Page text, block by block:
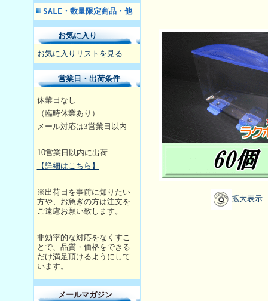
SALE・数量限定商品・他
お気に入り
お気に入りリストを見る
営業日・出荷条件
休業日なし
（臨時休業あり）
メール対応は3営業日 以内
10営業日以内に出荷
【詳細はこちら】
※出荷日を事前に知りたい
方や、お急ぎの方は注文を
ご遠慮お願い致します。
非効率的な対応をなくすこ
とで、品質・価格をできる
だけ満足頂けるようにして
います。
メールマガジン
拡大表示